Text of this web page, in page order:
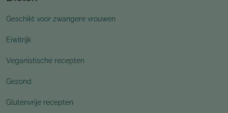
Geschikt voor zwangere vrouwen
Eiwitrijk
Veganistische recepten
Gezond
Glutenvrije recepten